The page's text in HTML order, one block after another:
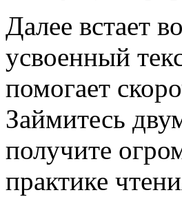
Далее встает
усвоенный
помогает
Займитесь
получите
практике